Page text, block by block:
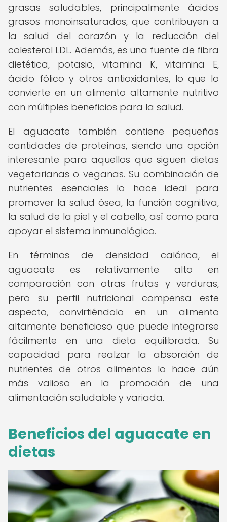
grasas saludables, principalmente ácidos
grasos monoinsaturados, que contribuyen a
la salud del corazón y la reducción del
colesterol LDL. Además, es una fuente de fibra
dietética, potasio, vitamina K, vitamina E,
ácido fólico y otros antioxidantes, lo que lo
convierte en un alimento altamente nutritivo
con múltiples beneficios para la salud.
El aguacate también contiene pequeñas
cantidades de proteínas, siendo una opción
interesante para aquellos que siguen dietas
vegetarianas o veganas. Su combinación de
nutrientes esenciales lo hace ideal para
promover la salud ósea, la función cognitiva,
la salud de la piel y el cabello, así como para
apoyar el sistema inmunológico.
En términos de densidad calórica, el
aguacate es relativamente alto en
comparación con otras frutas y verduras,
pero su perfil nutricional compensa este
aspecto, convirtiéndolo en un alimento
altamente beneficioso que puede integrarse
fácilmente en una dieta equilibrada. Su
capacidad para realzar la absorción de
nutrientes de otros alimentos lo hace aún
más valioso en la promoción de una
alimentación saludable y variada.
Beneficios del aguacate en
dietas